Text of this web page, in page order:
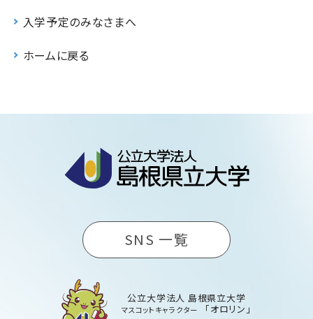
入学予定のみなさまへ
ホームに戻る
SNS 一覧
公立大学法人 島根県立大学
マスコットキャラクター 「オロリン」